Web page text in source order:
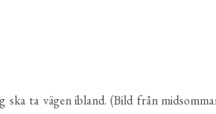
ta vägen ibland. (Bild från